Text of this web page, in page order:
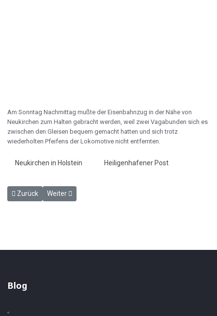
Am Sonntag Nachmittag mußte der Eisenbahnzug in der Nähe von
Neukirchen zum Halten gebracht werden, weil zwei Vagabunden sich es
zwischen den Gleisen bequem gemacht hatten und sich trotz
wiederholten Pfeifens der Lokomotive nicht entfernten.
Neukirchen in Holstein Heiligenhafener Post
Vorheriger Beitrag: Betreffs der Bahnangelegenheit und
Zurück Nächster Beitrag: Vom 1. Mai ab ändert sich der
Weiter
Blog